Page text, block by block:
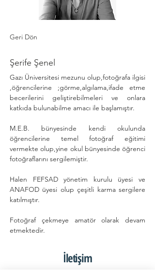
Geri Dön
Şerife Şenel
Gazı Üniversitesi mezunu olup,fotoğrafa ilgisi
,öğrencilerine ;görme,algılama,ifade etme
becerilerini geliştirebilmeleri ve onlara
katkıda bulunabilme amacı ile başlamıştır.
M.E.B. bünyesinde kendi okulunda
öğrencilerine temel fotoğraf eğitimi
vermekte olup,yine okul bünyesinde öğrenci
fotoğraflarını sergilemiştir.
Halen FEFSAD yönetim kurulu üyesi ve
ANAFOD üyesi olup çeşitli karma sergilere
katılmıştır.
Fotoğraf çekmeye amatör olarak devam
etmektedir.
İletişim